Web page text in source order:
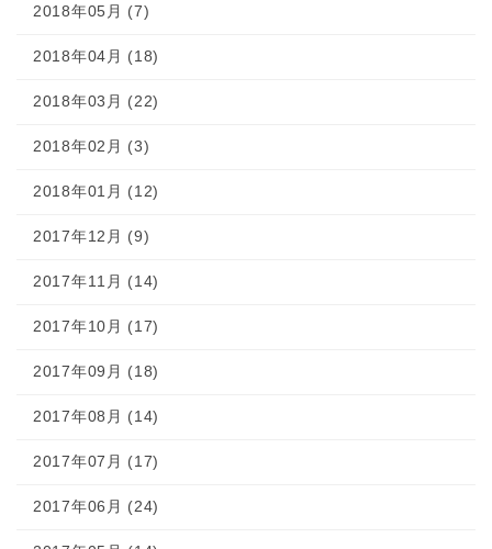
2018年05月 (7)
2018年04月 (18)
2018年03月 (22)
2018年02月 (3)
2018年01月 (12)
2017年12月 (9)
2017年11月 (14)
2017年10月 (17)
2017年09月 (18)
2017年08月 (14)
2017年07月 (17)
2017年06月 (24)